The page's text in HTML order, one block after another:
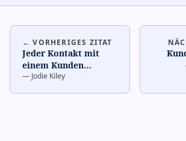
← VORHERIGES ZITAT
Jeder Kontakt mit
einem Kunden
beeinflusst, ob er
— Jodie Kiley